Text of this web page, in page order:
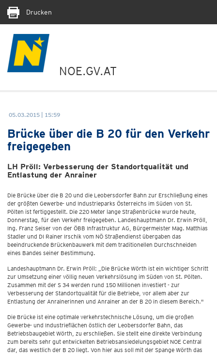
Drucken
NOE.GV.AT
05.03.2015 | 15:59
Brücke über die B 20 für den Verkehr
freigegeben
LH Pröll: Verbesserung der Standortqualität und
Entlastung der Anrainer
Die Brücke über die B 20 und die Leobersdorfer Bahn zur Erschließung eines
der größten Gewerbe- und Industrieparks Österreichs im Süden von St.
Pölten ist fertiggestellt. Die 220 Meter lange Straßenbrücke wurde heute,
Donnerstag, für den Verkehr freigegeben. Landeshauptmann Dr. Erwin Pröll,
Ing. Franz Seiser von der ÖBB Infrastruktur AG, Bürgermeister Mag. Matthias
Stadler und DI Rainer Irschik vom NÖ Straßendienst übergaben das
beeindruckende Brückenbauwerk mit dem traditionellen Durchschneiden
eines Bandes seiner Bestimmung.
Landeshauptmann Dr. Erwin Pröll: „Die Brücke Wörth ist ein wichtiger Schritt
zur Umsetzung einer völlig neuen Verkehrslösung im Süden von St. Pölten.
Zusammen mit der S 34 werden rund 150 Millionen investiert - zur
Verbesserung der Standortqualität für die Betriebe, vor allem aber zur
Entlastung der Anrainerinnen und Anrainer an der B 20 in diesem Bereich."
Die Brücke ist eine optimale verkehrstechnische Lösung, um die großen
Gewerbe- und Industrieflächen östlich der Leobersdorfer Bahn, das
Betriebsbaugebiet Wörth, zu erschließen. Sie stellt eine direkte Verbindung
zum bereits sehr gut entwickelten Betriebsansiedelungsgebiet NOE Central
dar, das westlich der B 20 liegt. Von hier aus soll mit der Spange Wörth das